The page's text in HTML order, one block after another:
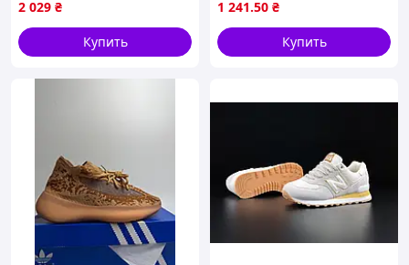
2 029 ₴
Купить
1 241.50 ₴
Купить